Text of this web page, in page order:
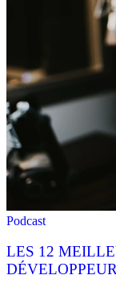
Podcast
LES 12